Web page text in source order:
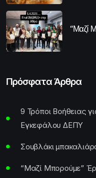
“Μαζί
Πρόσφατα Άρθρα
9 Τρόποι Βοήθειας
Εγκεφάλου ΔΕΠΥ
Σουβλάκι
“Μαζί Μπορούμε”